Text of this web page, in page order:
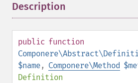
Description
public function
$name, Componere\Method
Definition